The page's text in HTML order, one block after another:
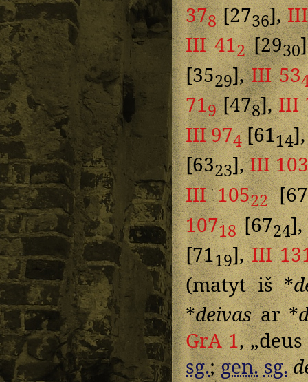
378[2736],
III 412[2930
[3529],III 53
719[478],III
III 974[6114
[6323],III
III 10522[67
10718[6724
[7119],III
(matyt iš *
*deivasar *
GrA 1,
sg.;gen. sg.